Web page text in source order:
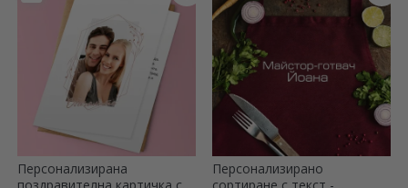
Персонализирана
поздравителна картичка с
Персонализирано
сортиране с текст -